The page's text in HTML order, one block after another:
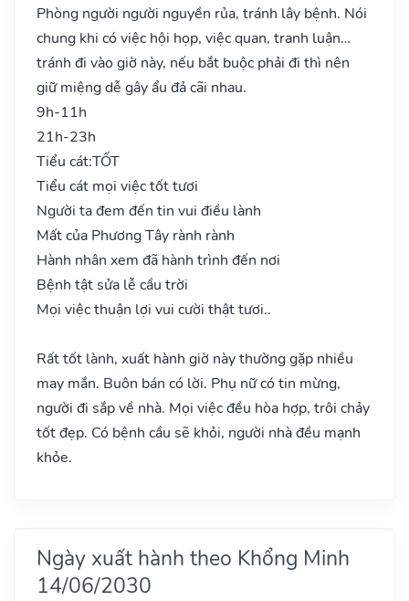
Phòng người người nguyền rủa, tránh lây bệnh. Nói
chung khi có việc hội họp, việc quan, tranh luận…
tránh đi vào giờ này, nếu bắt buộc phải đi thì nên
giữ miệng dễ gây ẩu đả cãi nhau.
9h-11h
21h-23h
Tiểu cát:TỐT
Tiểu cát mọi việc tốt tươi
Người ta đem đến tin vui điều lành
Mất của Phương Tây rành rành
Hành nhân xem đã hành trình đến nơi
Bệnh tật sửa lễ cầu trời
Mọi việc thuận lợi vui cười thật tươi..
Rất tốt lành, xuất hành giờ này thường gặp nhiều
may mắn. Buôn bán có lời. Phụ nữ có tin mừng,
người đi sắp về nhà. Mọi việc đều hòa hợp, trôi chảy
tốt đẹp. Có bệnh cầu sẽ khỏi, người nhà đều mạnh
khỏe.
Ngày xuất hành theo Khổng Minh
14/06/2030